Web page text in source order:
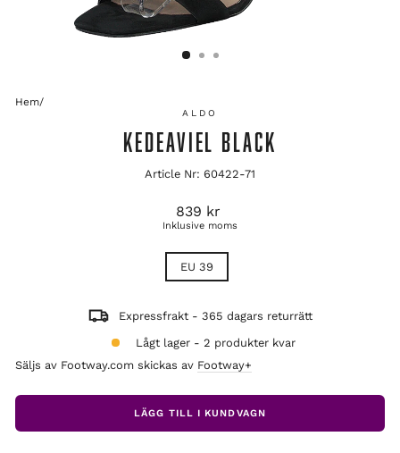
Hem/
ALDO
KEDEAVIEL BLACK
Article Nr: 60422-71
Ordinarie
pris
839 kr
Inklusive moms
EU 39
Expressfrakt - 365 dagars returrätt
Lågt lager - 2 produkter kvar
Säljs av Footway.com skickas av Footway+
LÄGG TILL I KUNDVAGN